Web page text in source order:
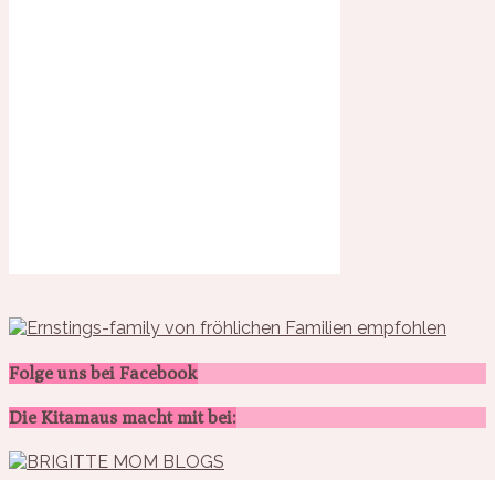
Folge uns bei Facebook
Die Kitamaus macht mit bei: